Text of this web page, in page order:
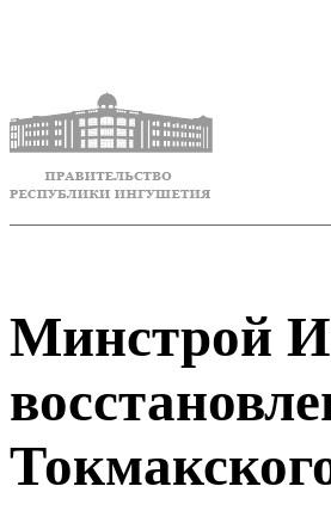
Минстрой